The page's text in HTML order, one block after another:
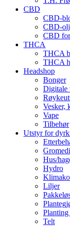
CBD
CBD-
CBD-
CBD
THCA
THCA
THCA
Headshop
Bonger
Digitale
Vesker,
Vape
Tilbehør
Utstyr for
Hus/
Hydro
Liljer
Planting
Telt